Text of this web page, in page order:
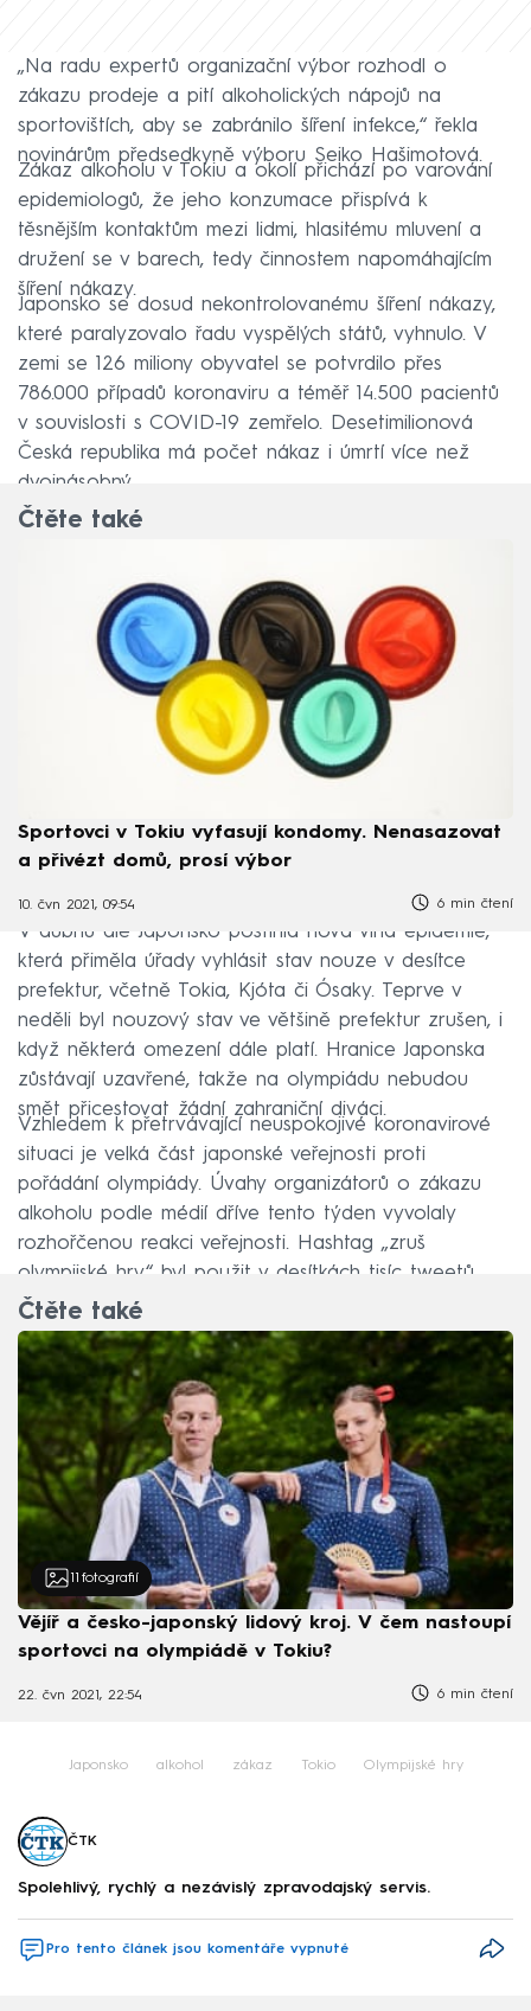
„Na radu expertů organizační výbor rozhodl o
zákazu prodeje a pití alkoholických nápojů na
sportovištích, aby se zabránilo šíření infekce,“ řekla
novinárům předsedkyně výboru Seiko Hašimotová.
Zákaz alkoholu v Tokiu a okolí přichází po varování
epidemiologů, že jeho konzumace přispívá k
těsnějším kontaktům mezi lidmi, hlasitému mluvení a
družení se v barech, tedy činnostem napomáhajícím
šíření nákazy.
Japonsko se dosud nekontrolovanému šíření nákazy,
které paralyzovalo řadu vyspělých států, vyhnulo. V
zemi se 126 miliony obyvatel se potvrdilo přes
786.000 případů koronaviru a téměř 14.500 pacientů
v souvislosti s COVID-19 zemřelo. Desetimilionová
Česká republika má počet nákaz i úmrtí více než
dvojnásobný.
Čtěte také
Sportovci v Tokiu vyfasují kondomy. Nenasazovat
a přivézt domů, prosí výbor
10. čvn 2021, 09:54 6 min čtení
V dubnu ale Japonsko postihla nová vlna epidemie,
která přiměla úřady vyhlásit stav nouze v desítce
prefektur, včetně Tokia, Kjóta či Ósaky. Teprve v
neděli byl nouzový stav ve většině prefektur zrušen, i
když některá omezení dále platí. Hranice Japonska
zůstávají uzavřené, takže na olympiádu nebudou
smět přicestovat žádní zahraniční diváci.
Vzhledem k přetrvávající neuspokojivé koronavirové
situaci je velká část japonské veřejnosti proti
pořádání olympiády. Úvahy organizátorů o zákazu
alkoholu podle médií dříve tento týden vyvolaly
rozhořčenou reakci veřejnosti. Hashtag „zruš
olympijské hry“ byl použit v desítkách tisíc tweetů.
Čtěte také
11 fotografií
Vějíř a česko-japonský lidový kroj. V čem nastoupí
sportovci na olympiádě v Tokiu?
22. čvn 2021, 22:54 6 min čtení
Japonsko alkohol zákaz Tokio Olympijské hry
ČTK
Spolehlivý, rychlý a nezávislý zpravodajský servis.
Pro tento článek jsou komentáře vypnuté